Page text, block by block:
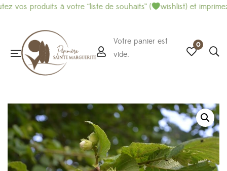
à votre “liste de souhaits” ( wishlist) et imprimez-là
Votre panier est
vide.
0